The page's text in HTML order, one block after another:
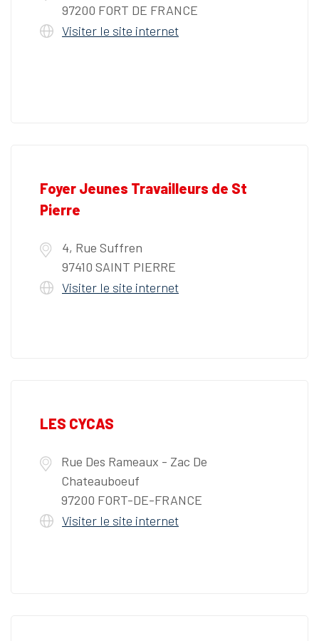
97200 FORT DE FRANCE
Visiter le site internet
Foyer Jeunes Travailleurs de St
Pierre
4, Rue Suffren
97410 SAINT PIERRE
Visiter le site internet
LES CYCAS
Rue Des Rameaux - Zac De
Chateauboeuf
97200 FORT-DE-FRANCE
Visiter le site internet